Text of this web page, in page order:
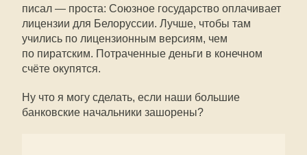
писал — проста: Союзное государство оплачивает
лицензии для Белоруссии. Лучше, чтобы там
учились по лицензионным версиям, чем
по пиратским. Потраченные деньги в конечном
счёте окупятся.
Ну что я могу сделать, если наши большие
банковские начальники зашорены?